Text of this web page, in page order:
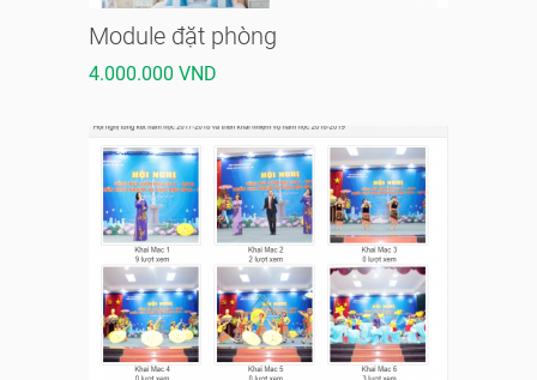
Module đặt phòng
4.000.000 VND